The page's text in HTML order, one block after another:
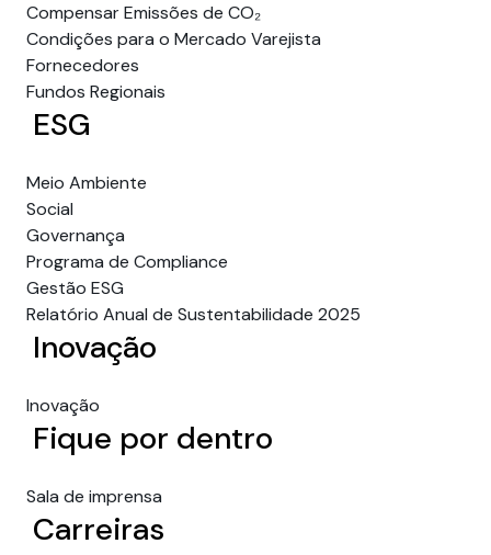
Compensar Emissões de CO₂
Condições para o Mercado Varejista
Fornecedores
Fundos Regionais
ESG
Meio Ambiente
Social
Governança
Programa de Compliance
Gestão ESG
Relatório Anual de Sustentabilidade 2025
Inovação
Inovação
Fique por dentro
Sala de imprensa
Carreiras